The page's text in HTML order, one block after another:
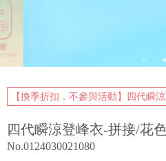
【換季折扣．不參與活動】四代瞬
四代瞬涼登峰衣-拼接/花
No.0124030021080